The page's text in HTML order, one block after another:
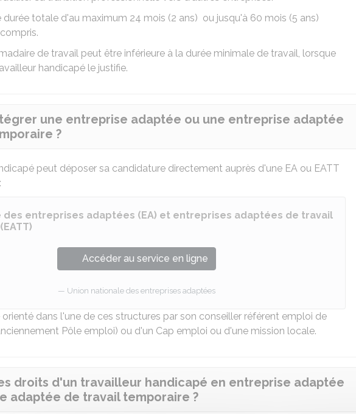
durée totale d'au maximum 24 mois (2 ans) ou jusqu'à 60 mois (5 ans)
de travail peut être inférieure à la durée minimale de travail, lorsque
handicapé le justifie.
une entreprise adaptée ou une entreprise adaptée
?
peut déposer sa candidature directement auprès d'une EA ou EATT
des entreprises adaptées (EA) et entreprises adaptées de travail
Accéder au service en ligne
Union nationale des entreprises adaptées
orienté dans l'une de ces structures par son conseiller référent emploi de
Pôle emploi) ou d'un Cap emploi ou d'une mission locale.
droits d'un travailleur handicapé en entreprise adaptée
adaptée de travail temporaire ?